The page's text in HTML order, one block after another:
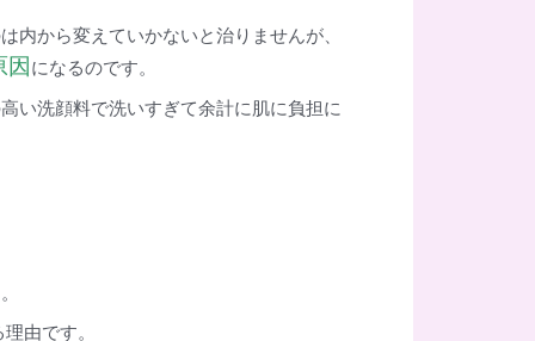
から変えていかないと治りませんが、
因になるのです。
い洗顔料で洗いすぎて余計に肌に負担に
由です。